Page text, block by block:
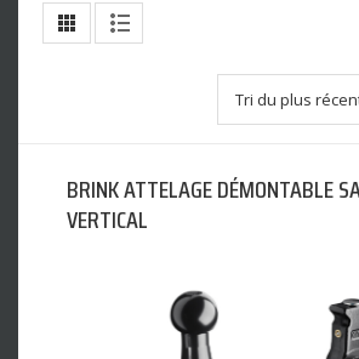
BRINK ATTELAGE DÉMONTABLE
VERTICAL